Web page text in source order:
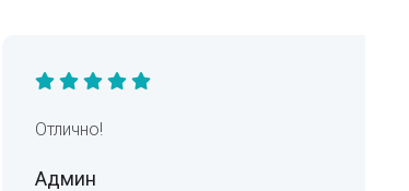
Отлично!
Админ